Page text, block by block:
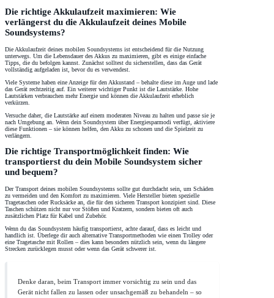
Die richtige Akkulaufzeit maximieren: Wie
verlängerst du die Akkulaufzeit deines Mobile
Soundsystems?
Die Akkulaufzeit deines mobilen Soundsystems ist entscheidend für die Nutzung
unterwegs. Um die Lebensdauer des Akkus zu maximieren, gibt es einige einfache
Tipps, die du befolgen kannst. Zunächst solltest du sicherstellen, dass das Gerät
vollständig aufgeladen ist, bevor du es verwendest.
Viele Systeme haben eine Anzeige für den Akkustand – behalte diese im Auge und lade
das Gerät rechtzeitig auf. Ein weiterer wichtiger Punkt ist die Lautstärke. Hohe
Lautstärken verbrauchen mehr Energie und können die Akkulaufzeit erheblich
verkürzen.
Versuche daher, die Lautstärke auf einem moderaten Niveau zu halten und passe sie je
nach Umgebung an. Wenn dein Soundsystem über Energiesparmodi verfügt, aktiviere
diese Funktionen – sie können helfen, den Akku zu schonen und die Spielzeit zu
verlängern.
Die richtige Transportmöglichkeit finden: Wie
transportierst du dein Mobile Soundsystem sicher
und bequem?
Der Transport deines mobilen Soundsystems sollte gut durchdacht sein, um Schäden
zu vermeiden und den Komfort zu maximieren. Viele Hersteller bieten spezielle
Tragetaschen oder Rucksäcke an, die für den sicheren Transport konzipiert sind. Diese
Taschen schützen nicht nur vor Stößen und Kratzern, sondern bieten oft auch
zusätzlichen Platz für Kabel und Zubehör.
Wenn du das Soundsystem häufig transportierst, achte darauf, dass es leicht und
handlich ist. Überlege dir auch alternative Transportmethoden wie einen Trolley oder
eine Tragetasche mit Rollen – dies kann besonders nützlich sein, wenn du längere
Strecken zurücklegen musst oder wenn das Gerät schwerer ist.
Denke daran, beim Transport immer vorsichtig zu sein und das
Gerät nicht fallen zu lassen oder unsachgemäß zu behandeln – so